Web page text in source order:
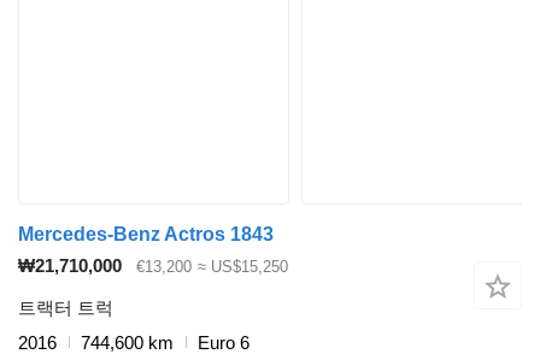
Mercedes-Benz Actros 1843
₩21,710,000
€13,200 ≈ US$15,250
트랙터 트럭
2016
744,600 km
Euro 6